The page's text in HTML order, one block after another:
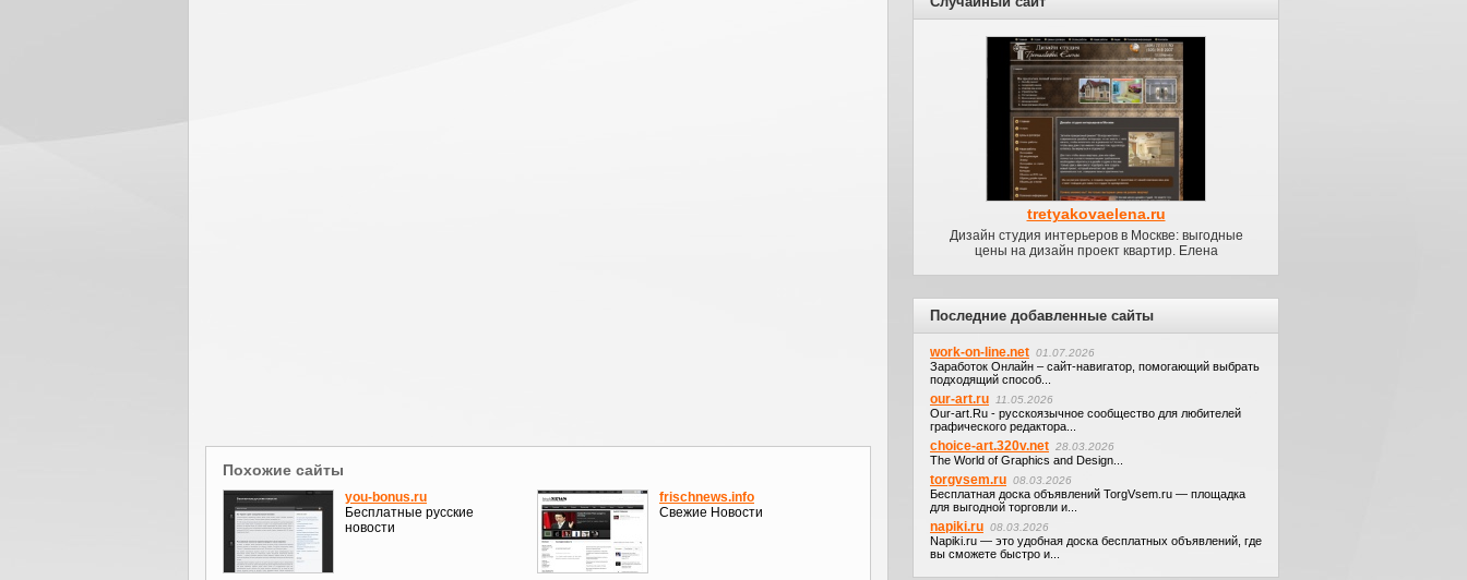
Похожие сайты
you-bonus.ru
Бесплатные русские
новости
frischnews.info
Свежие Новости
tretyakovaelena.ru
Дизайн студия интерьеров в Москве: выгодные
цены на дизайн проект квартир. Елена
Последние добавленные сайты
work-on-line.net 01.07.2026
Заработок Онлайн – сайт-навигатор, помогающий выбрать
подходящий способ...
our-art.ru 11.05.2026
Our-art.Ru - русскоязычное сообщество для любителей
графического редактора...
choice-art.320v.net 28.03.2026
The World of Graphics and Design...
torgvsem.ru 08.03.2026
Бесплатная доска объявлений TorgVsem.ru — площадка
для выгодной торговли и...
napiki.ru 08.03.2026
Napiki.ru — это удобная доска бесплатных объявлений, где
вы сможете быстро и...